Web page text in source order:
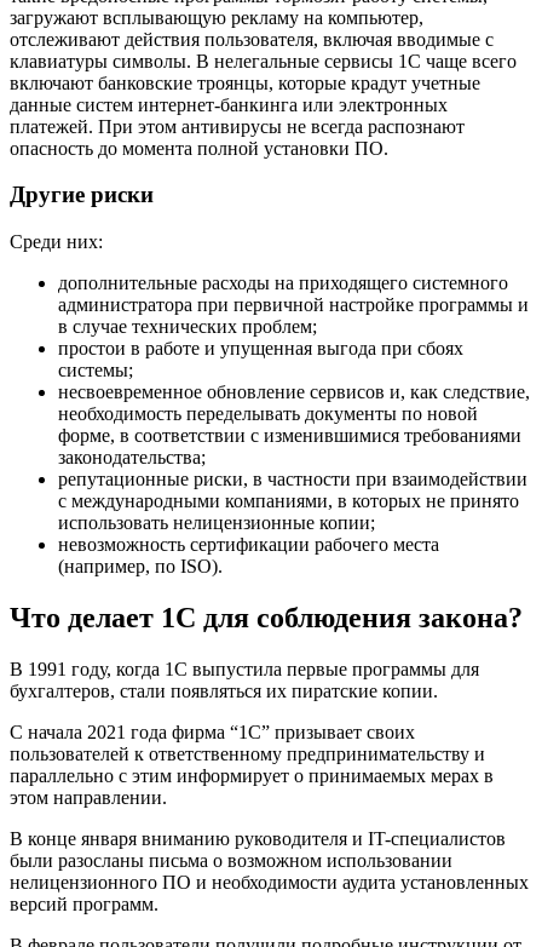
загружают всплывающую рекламу на компьютер,
отслеживают действия пользователя, включая вводимые с
клавиатуры символы. В нелегальные сервисы 1С чаще всего
включают банковские троянцы, которые крадут учетные
данные систем интернет-банкинга или электронных
платежей. При этом антивирусы не всегда распознают
опасность до момента полной установки ПО.
Другие риски
Среди них:
дополнительные расходы на приходящего системного
администратора при первичной настройке программы и
в случае технических проблем;
простои в работе и упущенная выгода при сбоях
системы;
несвоевременное обновление сервисов и, как следствие,
необходимость переделывать документы по новой
форме, в соответствии с изменившимися требованиями
законодательства;
репутационные риски, в частности при взаимодействии
с международными компаниями, в которых не принято
использовать нелицензионные копии;
невозможность сертификации рабочего места
(например, по ISO).
Что делает 1С для соблюдения закона?
В 1991 году, когда 1С выпустила первые программы для
бухгалтеров, стали появляться их пиратские копии.
С начала 2021 года фирма “1С” призывает своих
пользователей к ответственному предпринимательству и
параллельно с этим информирует о принимаемых мерах в
этом направлении.
В конце января вниманию руководителя и IT-специалистов
были разосланы письма о возможном использовании
нелицензионного ПО и необходимости аудита установленных
версий программ.